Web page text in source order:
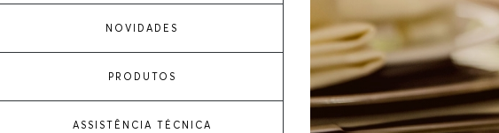
NOVIDADES
PRODUTOS
ASSISTÊNCIA TÉCNICA